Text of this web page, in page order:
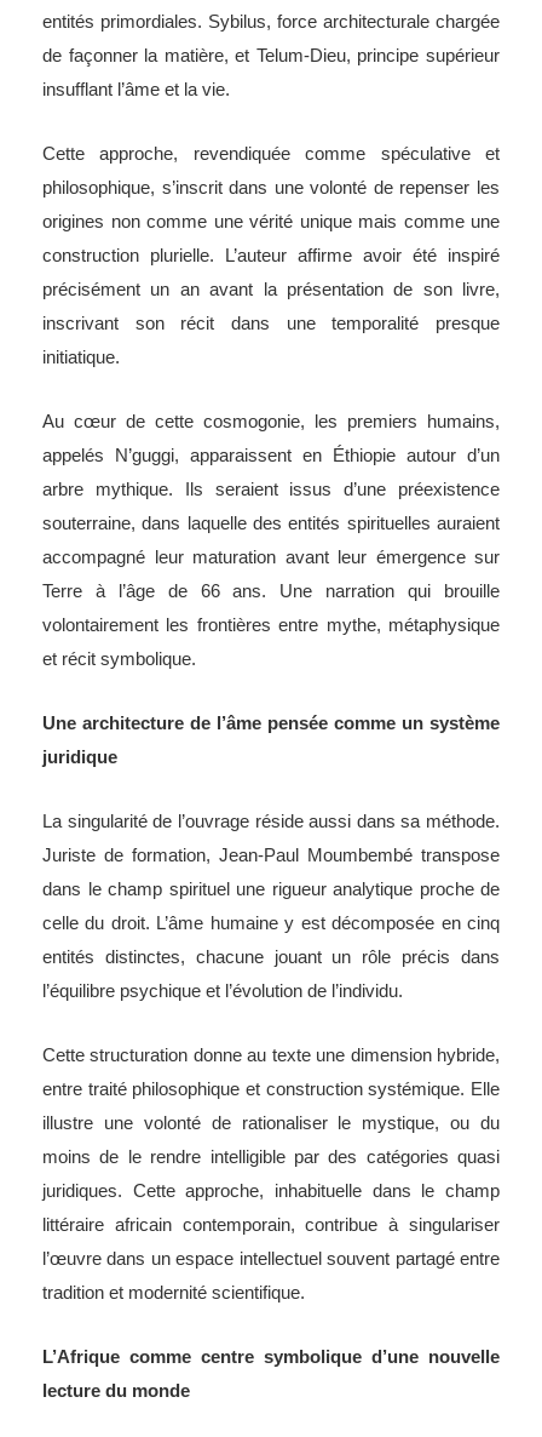
entités primordiales. Sybilus, force architecturale chargée
de façonner la matière, et Telum-Dieu, principe supérieur
insufflant l’âme et la vie.
Cette approche, revendiquée comme spéculative et
philosophique, s’inscrit dans une volonté de repenser les
origines non comme une vérité unique mais comme une
construction plurielle. L’auteur affirme avoir été inspiré
précisément un an avant la présentation de son livre,
inscrivant son récit dans une temporalité presque
initiatique.
Au cœur de cette cosmogonie, les premiers humains,
appelés N’guggi, apparaissent en Éthiopie autour d’un
arbre mythique. Ils seraient issus d’une préexistence
souterraine, dans laquelle des entités spirituelles auraient
accompagné leur maturation avant leur émergence sur
Terre à l’âge de 66 ans. Une narration qui brouille
volontairement les frontières entre mythe, métaphysique
et récit symbolique.
Une architecture de l’âme pensée comme un système
juridique
La singularité de l’ouvrage réside aussi dans sa méthode.
Juriste de formation, Jean-Paul Moumbembé transpose
dans le champ spirituel une rigueur analytique proche de
celle du droit. L’âme humaine y est décomposée en cinq
entités distinctes, chacune jouant un rôle précis dans
l’équilibre psychique et l’évolution de l’individu.
Cette structuration donne au texte une dimension hybride,
entre traité philosophique et construction systémique. Elle
illustre une volonté de rationaliser le mystique, ou du
moins de le rendre intelligible par des catégories quasi
juridiques. Cette approche, inhabituelle dans le champ
littéraire africain contemporain, contribue à singulariser
l’œuvre dans un espace intellectuel souvent partagé entre
tradition et modernité scientifique.
L’Afrique comme centre symbolique d’une nouvelle
lecture du monde